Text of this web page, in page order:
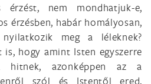
érzést, nem mondhatjuk-e,
érzésben, habár homályosan,
meg a léleknek?
is, hogy amint Isten egyszerre
azonképpen az a
szól és Istentől ered,